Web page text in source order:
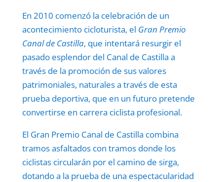
En 2010 comenzó la celebración de un
acontecimiento cicloturista, el Gran Premio
Canal de Castilla, que intentará resurgir el
pasado esplendor del Canal de Castilla a
través de la promoción de sus valores
patrimoniales, naturales a través de esta
prueba deportiva, que en un futuro pretende
convertirse en carrera ciclista profesional.
El Gran Premio Canal de Castilla combina
tramos asfaltados con tramos donde los
ciclistas circularán por el camino de sirga,
dotando a la prueba de una espectacularidad